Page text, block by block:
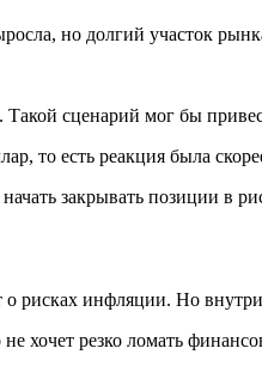
но долгий участок
Такой сценарий мог бы
то есть реакция была
закрывать позиции в
о рисках инфляции. Но
хочет резко ломать